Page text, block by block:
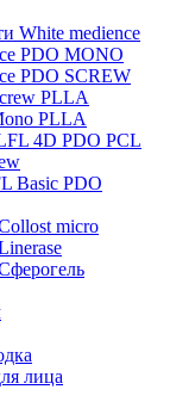
White medience
PDO MONO
PDO SCREW
PLLA
PLLA
4D PDO PCL
Basic PDO
micro
лица